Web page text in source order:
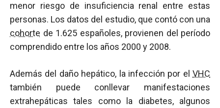
menor riesgo de insuficiencia renal entre estas
personas. Los datos del estudio, que contó con una
cohorte de 1.625 españoles, provienen del período
comprendido entre los años 2000 y 2008.
Además del daño hepático, la infección por el VHC
también puede conllevar manifestaciones
extrahepáticas tales como la diabetes, algunos